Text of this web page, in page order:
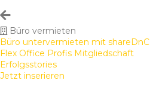
Büro vermieten
Büro untervermieten mit shareDnC
Flex Office Profis Mitgliedschaft
Erfolgsstories
Jetzt inserieren